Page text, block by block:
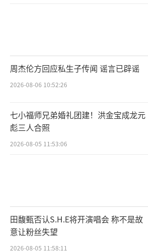
周杰伦方回应私生子传闻 谣言已辟谣
2026-08-06 10:52:26
七小福师兄弟婚礼团建！洪金宝成龙元
彪三人合照
2026-08-05 11:53:06
田馥甄否认S.H.E将开演唱会 称不是故
意让粉丝失望
2026-08-05 11:58:11